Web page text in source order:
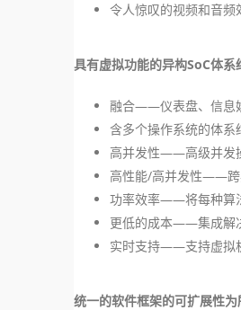
令人惊叹的视频和音
具有虚拟功能的异构SoC体
融合——仪表盘、信息
含多个操作系统的体
高并发性——高级并发
高性能/高并发性——跨
功率效率——将每种算
更低的成本——集成解
实时支持——支持虚拟
统一的软件框架的可扩展性